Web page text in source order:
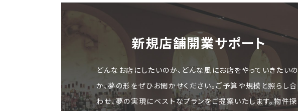
新規店舗開業サポート
どんなお店にしたいのか、どんな風にお店をやっていきたいの
か、夢の形をぜひお聞かせください。ご予算や規模と照らし合
わせ、夢の実現にベストなプランをご提案いたします。物件探